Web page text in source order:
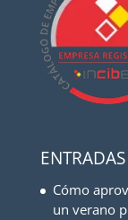
Cómo
un verano